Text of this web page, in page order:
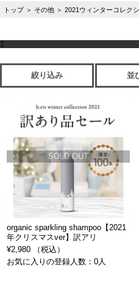
トップ ＞ その他 ＞ 2021ウィンターコレク
1
絞り込み 並
SOLD OUT
organic sparkling shampoo【2021
年クリスマスver】訳アリ
¥2,980 （税込）
お気に入りの登録人数：0人